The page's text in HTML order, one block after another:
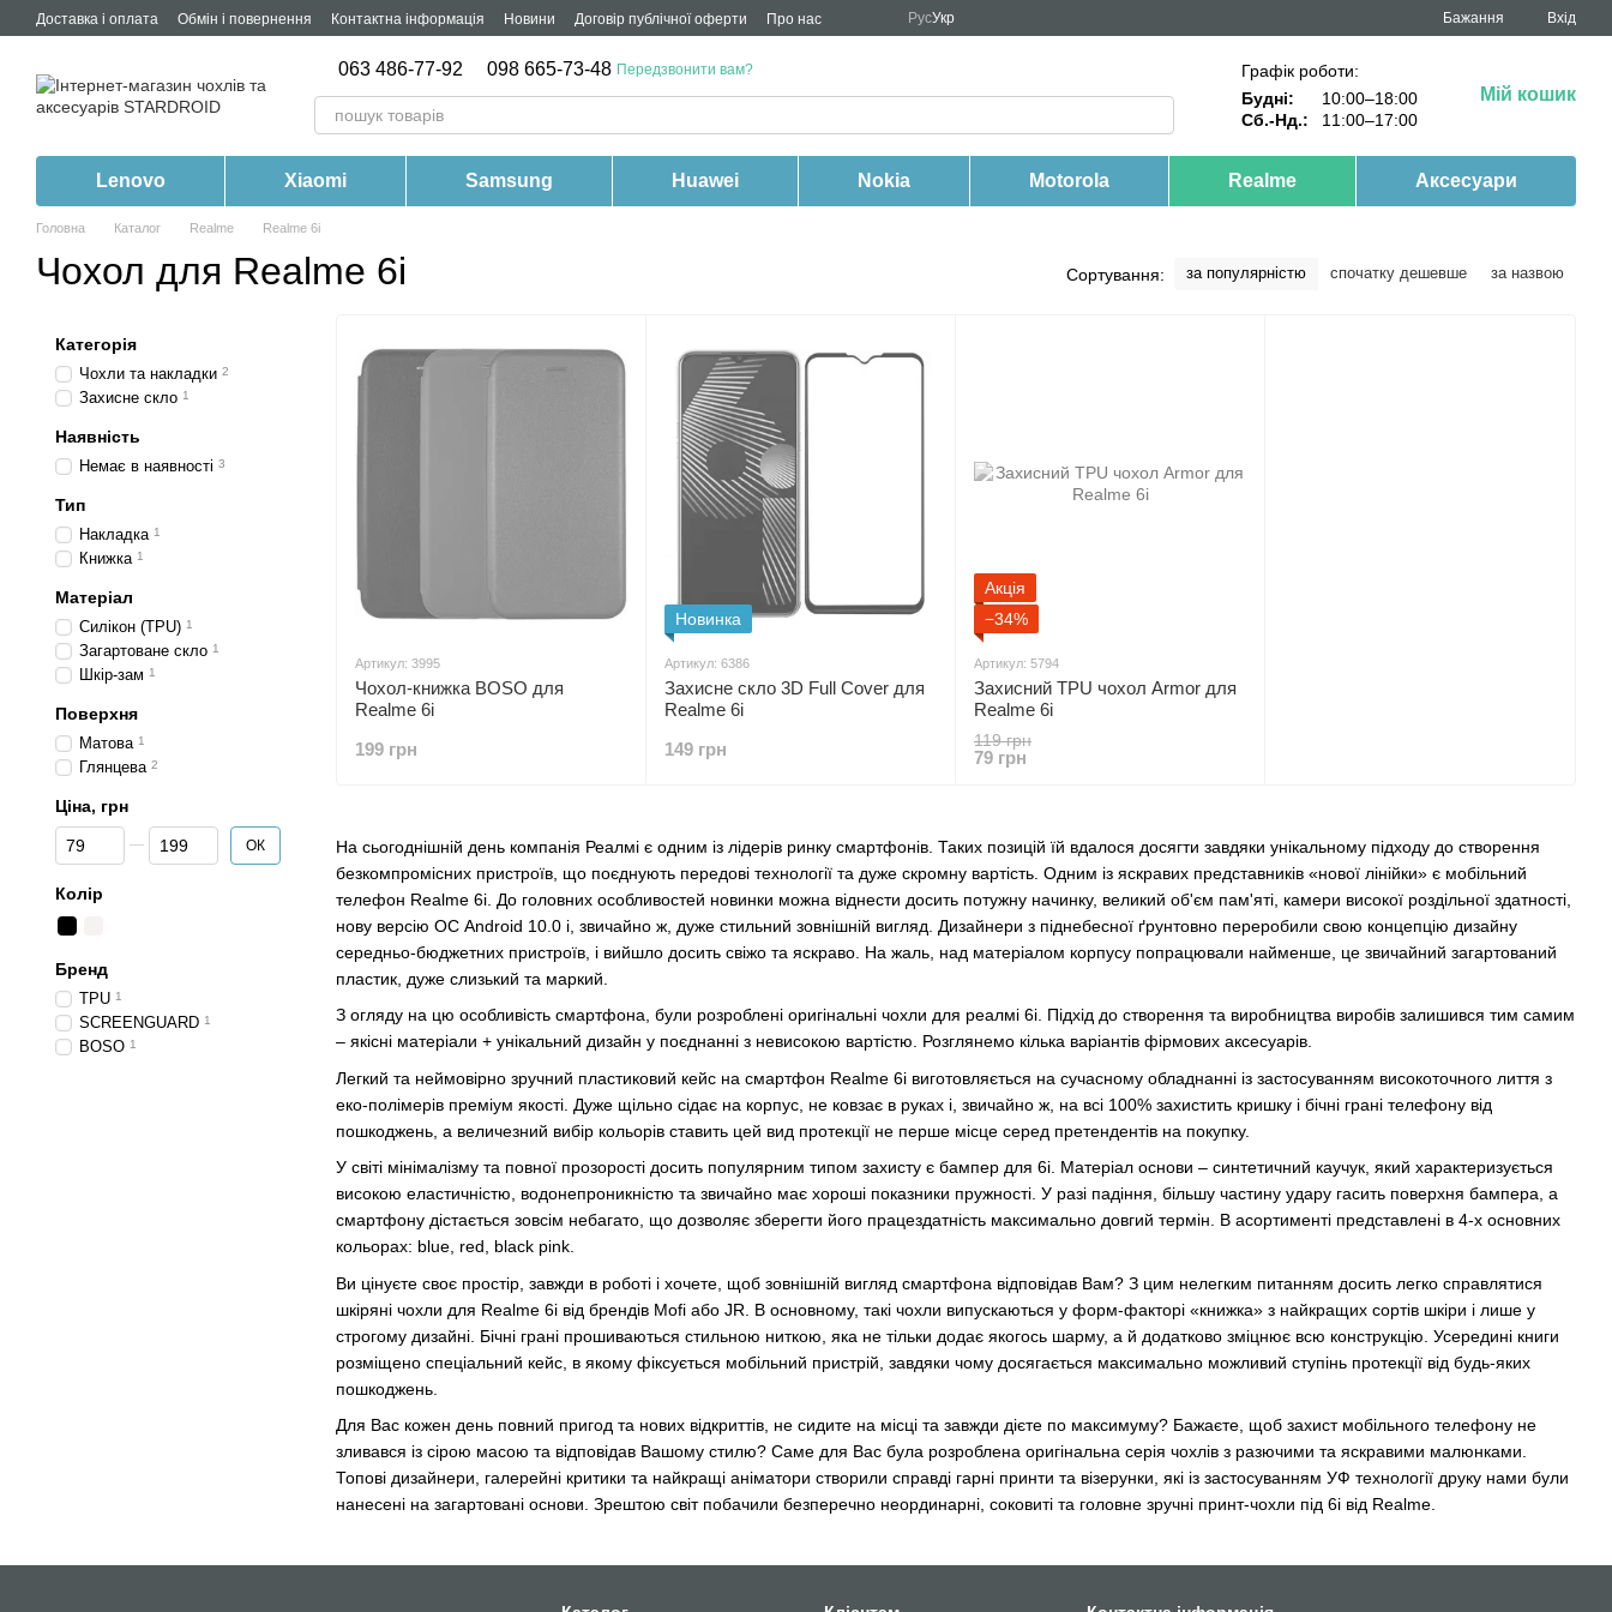
Перейти до основного контенту
Доставка і оплата Обмін і повернення Контактна інформація Новини Договір публічної оферти Про нас РусУкр Бажання Вхід
063 486-77-92 098 665-73-48 Передзвонити вам?
Графік роботи:
Будні:
10:00–18:00
Сб.-Нд.:
11:00–17:00
Мій кошик
Lenovo Xiaomi Samsung Huawei Nokia Motorola Realme Аксесуари
Головна Каталог Realme Realme 6i
Чохол для Realme 6i Сортування: за популярністю спочатку дешевше за назвою
На сьогоднішній день компанія Реалмі є одним із лідерів ринку смартфонів. Таких позицій їй вдалося досягти завдяки унікальному підходу до створення
безкомпромісних пристроїв, що поєднують передові технології та дуже скромну вартість. Одним із яскравих представників «нової лінійки» є мобільний
телефон Realme 6i. До головних особливостей новинки можна віднести досить потужну начинку, великий об'єм пам'яті, камери високої роздільної здатності,
нову версію ОС Android 10.0 і, звичайно ж, дуже стильний зовнішній вигляд. Дизайнери з піднебесної ґрунтовно переробили свою концепцію дизайну
середньо-бюджетних пристроїв, і вийшло досить свіжо та яскраво. На жаль, над матеріалом корпусу попрацювали найменше, це звичайний загартований
пластик, дуже слизький та маркий.
З огляду на цю особливість смартфона, були розроблені оригінальні чохли для реалмі 6і. Підхід до створення та виробництва виробів залишився тим самим
– якісні матеріали + унікальний дизайн у поєднанні з невисокою вартістю. Розглянемо кілька варіантів фірмових аксесуарів.
Легкий та неймовірно зручний пластиковий кейс на смартфон Realme 6i виготовляється на сучасному обладнанні із застосуванням високоточного лиття з
еко-полімерів преміум якості. Дуже щільно сідає на корпус, не ковзає в руках і, звичайно ж, на всі 100% захистить кришку і бічні грані телефону від
пошкоджень, а величезний вибір кольорів ставить цей вид протекції не перше місце серед претендентів на покупку.
У світі мінімалізму та повної прозорості досить популярним типом захисту є бампер для 6і. Матеріал основи – синтетичний каучук, який характеризується
високою еластичністю, водонепроникністю та звичайно має хороші показники пружності. У разі падіння, більшу частину удару гасить поверхня бампера, а
смартфону дістається зовсім небагато, що дозволяє зберегти його працездатність максимально довгий термін. В асортименті представлені в 4-х основних
кольорах: blue, red, black pink.
Ви цінуєте своє простір, завжди в роботі і хочете, щоб зовнішній вигляд смартфона відповідав Вам? З цим нелегким питанням досить легко справлятися
шкіряні чохли для Realme 6i від брендів Mofi або JR. В основному, такі чохли випускаються у форм-факторі «книжка» з найкращих сортів шкіри і лише у
строгому дизайні. Бічні грані прошиваються стильною ниткою, яка не тільки додає якогось шарму, а й додатково зміцнює всю конструкцію. Усередині книги
розміщено спеціальний кейс, в якому фіксується мобільний пристрій, завдяки чому досягається максимально можливий ступінь протекції від будь-яких
пошкоджень.
Для Вас кожен день повний пригод та нових відкриттів, не сидите на місці та завжди дієте по максимуму? Бажаєте, щоб захист мобільного телефону не
зливався із сірою масою та відповідав Вашому стилю? Саме для Вас була розроблена оригінальна серія чохлів з разючими та яскравими малюнками.
Топові дизайнери, галерейні критики та найкращі аніматори створили справді гарні принти та візерунки, які із застосуванням УФ технології друку нами були
нанесені на загартовані основи. Зрештою світ побачили безперечно неординарні, соковиті та головне зручні принт-чохли під 6i від Realme.
Артикул: 3995
Чохол-книжка BOSO для
Realme 6i
199 грн
Новинка
Артикул: 6386
Захисне скло 3D Full Cover для
Realme 6i
149 грн
Акція
−34%
Артикул: 5794
Захисний TPU чохол Armor для
Realme 6i
119 грн
79 грн
Категорія
Чохли та накладки 2
Захисне скло 1
Наявність
Немає в наявності 3
Тип
Накладка 1
Книжка 1
Матеріал
Силікон (TPU) 1
Загартоване скло 1
Шкір-зам 1
Поверхня
Матова 1
Глянцева 2
Ціна, грн
Від Ціна, грн
До Ціна, грн ОК
Колір
Бренд
TPU 1
SCREENGUARD 1
BOSO 1